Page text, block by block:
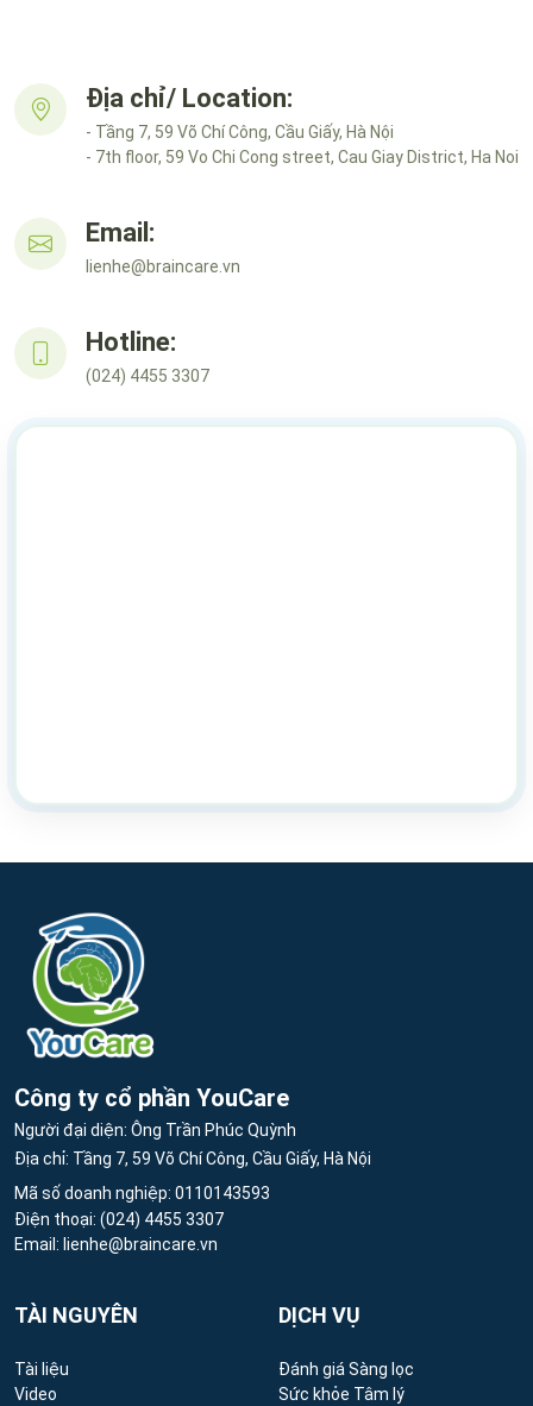
Địa chỉ/ Location:
- Tầng 7, 59 Võ Chí Công, Cầu Giấy, Hà Nội
- 7th floor, 59 Vo Chi Cong street, Cau Giay District, Ha Noi
Email:
lienhe@braincare.vn
Hotline:
(024) 4455 3307
Công ty cổ phần YouCare
Người đại diện: Ông Trần Phúc Quỳnh
Địa chỉ: Tầng 7, 59 Võ Chí Công, Cầu Giấy, Hà Nội
Mã số doanh nghiệp: 0110143593
Điện thoại: (024) 4455 3307
Email: lienhe@braincare.vn
TÀI NGUYÊN
Tài liệu
Video
DỊCH VỤ
Đánh giá Sàng lọc
Sức khỏe Tâm lý